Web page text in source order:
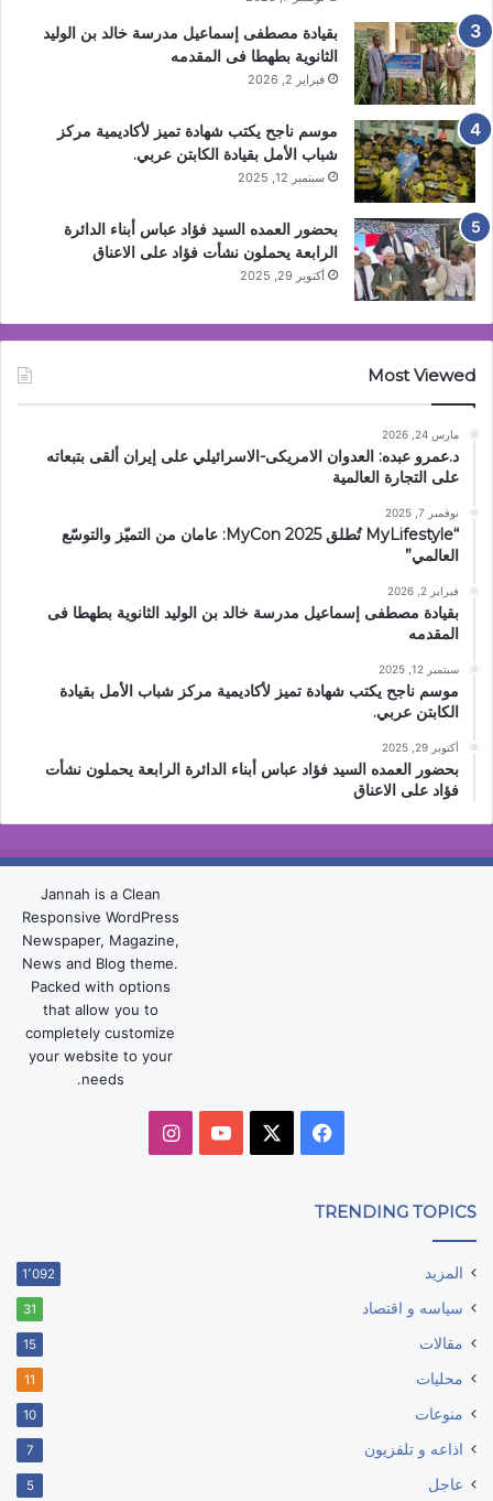
بقيادة مصطفى إسماعيل مدرسة خالد بن الوليد
الثانوية بطهطا فى المقدمه
فبراير 2, 2026
موسم ناجح يكتب شهادة تميز لأكاديمية مركز
شباب الأمل بقيادة الكابتن عربي.
سبتمبر 12, 2025
بحضور العمده السيد فؤاد عباس أبناء الدائرة
الرابعة يحملون نشأت فؤاد على الاعناق
أكتوبر 29, 2025
Most Viewed
مارس 24, 2026
د.عمرو عبده: العدوان الامريكى-الاسرائيلي على إيران ألقى بتبعاته
على التجارة العالمية
نوفمبر 7, 2025
“MyLifestyle تُطلق MyCon 2025: عامان من التميّز والتوسّع
العالمي”
فبراير 2, 2026
بقيادة مصطفى إسماعيل مدرسة خالد بن الوليد الثانوية بطهطا فى
المقدمه
سبتمبر 12, 2025
موسم ناجح يكتب شهادة تميز لأكاديمية مركز شباب الأمل بقيادة
الكابتن عربي.
أكتوبر 29, 2025
بحضور العمده السيد فؤاد عباس أبناء الدائرة الرابعة يحملون نشأت
فؤاد على الاعناق
Jannah is a Clean
Responsive WordPress
Newspaper, Magazine,
News and Blog theme.
Packed with options
that allow you to
completely customize
your website to your
needs.
فيسبوك ‫YouTubeانستقرام
TRENDING TOPICS
المزيد 1٬092
سياسه و اقتصاد 31
مقالات 15
محليات 11
منوعات 10
اذاعه و تلفزيون 7
عاجل 5